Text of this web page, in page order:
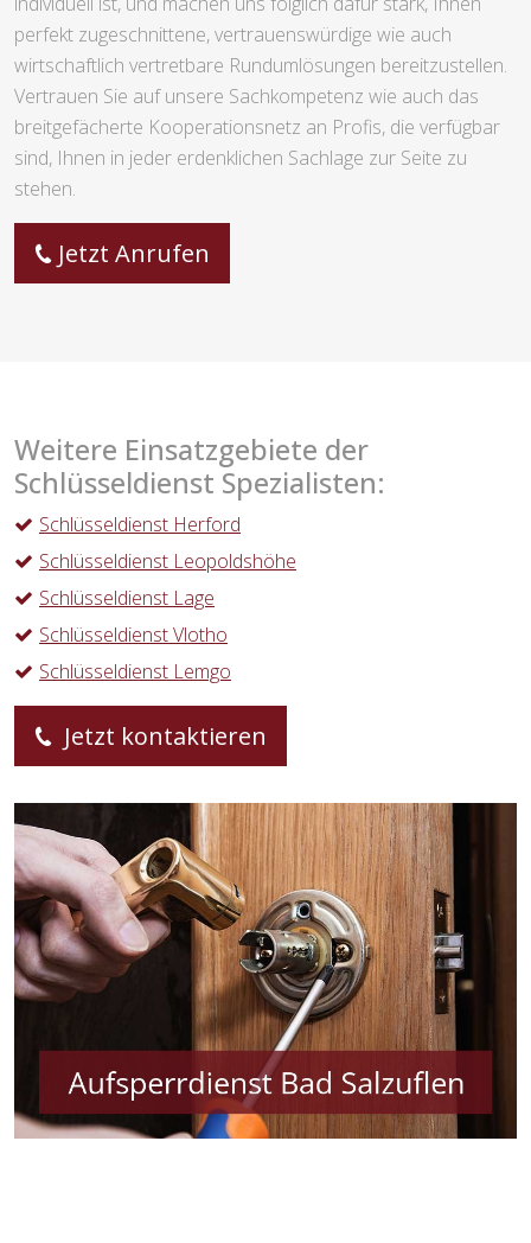
perfekt zugeschnittene, vertrauenswürdige wie auch
wirtschaftlich vertretbare Rundumlösungen bereitzustellen.
Vertrauen Sie auf unsere Sachkompetenz wie auch das
breitgefächerte Kooperationsnetz an Profis, die verfügbar
sind, Ihnen in jeder erdenklichen Sachlage zur Seite zu
stehen.
Jetzt Anrufen
Weitere Einsatzgebiete der
Schlüsseldienst Spezialisten:
Schlüsseldienst Herford
Schlüsseldienst Leopoldshöhe
Schlüsseldienst Lage
Schlüsseldienst Vlotho
Schlüsseldienst Lemgo
Jetzt kontaktieren